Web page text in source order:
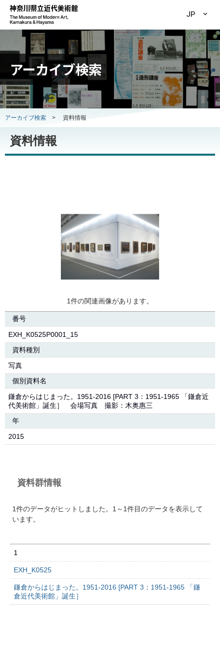
JP
アーカイブ検索
アーカイブ検索 > 資料情報
資料情報
1件の関連画像があります。
番号
EXH_K0525P0001_15
資料種別
写真
個別資料名
鎌倉からはじまった。1951-2016 [PART 3：1951-1965 「鎌倉近
代美術館」誕生］ 会場写真 撮影：木奥惠三
年
2015
資料群情報
1件のデータがヒットしました。1～1件目のデータを表示して
います。
1
EXH_K0525
鎌倉からはじまった。1951-2016 [PART 3：1951-1965 「鎌
倉近代美術館」誕生］